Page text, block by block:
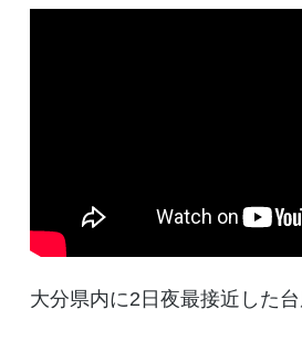
大分県内に2日夜最接近した台